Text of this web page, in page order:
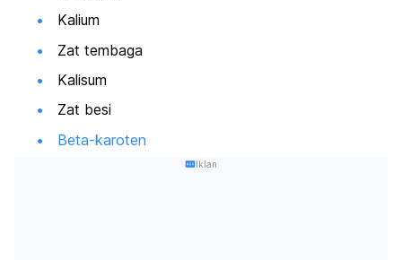
Kalium
Zat tembaga
Kalisum
Zat besi
Beta-karoten
Iklan